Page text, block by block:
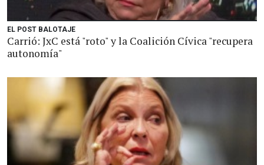
EL POST BALOTAJE
Carrió: JxC está "roto" y la Coalición Cívica "recupera
autonomía"